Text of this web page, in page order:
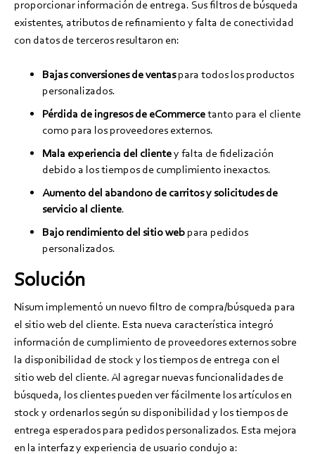
proporcionar información de entrega. Sus filtros de búsqueda
existentes, atributos de refinamiento y falta de conectividad
con datos de terceros resultaron en:
Bajas conversiones de ventaspara todos los productos
personalizados.
Pérdida de ingresos de eCommercetanto para el cliente
como para los proveedores externos.
Mala experiencia del clientey falta de fidelización
debido a los tiempos de cumplimiento inexactos.
Aumento del abandono de carritos y solicitudes de
servicio al cliente.
Bajo rendimiento del sitio web para pedidos
personalizados.
Solución
Nisum implementó un nuevo filtro de compra/búsqueda para
el sitio web del cliente. Esta nueva característica integró
información de cumplimiento de proveedores externos sobre
la disponibilidad de stock y los tiempos de entrega con el
sitio web del cliente. Al agregar nuevas funcionalidades de
búsqueda, los clientes pueden ver fácilmente los artículos en
stock y ordenarlos según su disponibilidad y los tiempos de
entrega esperados para pedidos personalizados. Esta mejora
en la interfaz y experiencia de usuario condujo a: